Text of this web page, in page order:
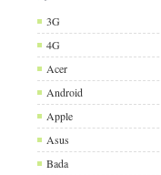
3G
4G
Acer
Android
Apple
Asus
Bada